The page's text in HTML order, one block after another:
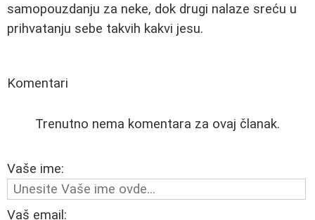
samopouzdanju za neke, dok drugi nalaze sreću u
prihvatanju sebe takvih kakvi jesu.
Komentari
Trenutno nema komentara za ovaj članak.
Vaše ime:
Vaš email: